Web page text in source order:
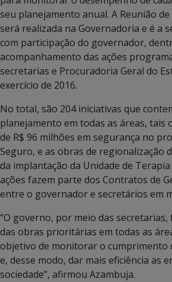
seu planejamento anual. A Reunião de
será realizada na Governadoria e é a
com participação do governador,
acompanhamento das ações
secretarias e Procuradoria Geral do
exercício de 2016.
No total, são 204 iniciativas que
planejamento em todas as áreas, tais
de R$ 96 milhões em segurança no
Seguro, e as obras de regionalização
da implantação da Unidade de Terapia
ações fazem parte dos Contratos de
entre o governador e secretários em
“O governo, por meio das
das obras prioritárias em todas as
objetivo de monitorar o cumprimento
e, desse modo, dar mais eficiência as
sociedade”, afirmou Azambuja.